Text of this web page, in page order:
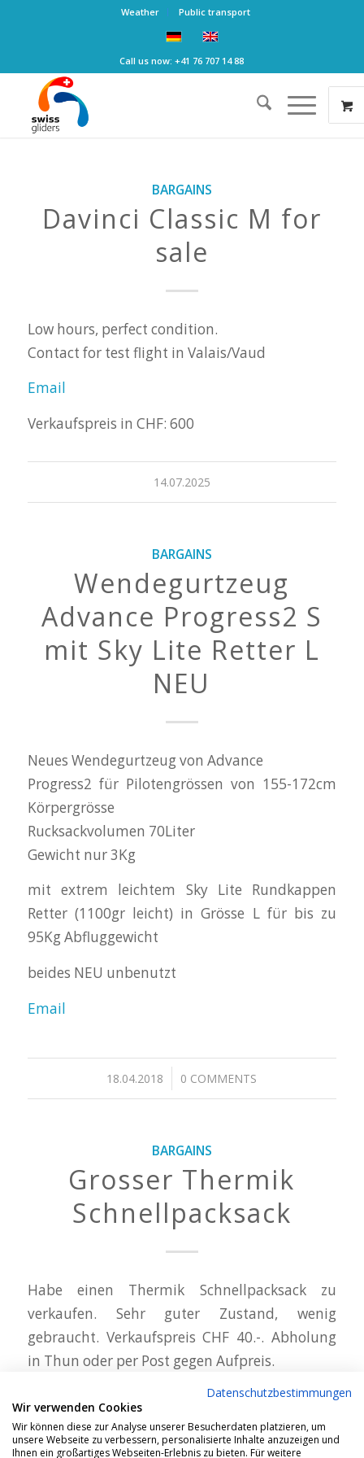
Weather Public transport
Call us now: +41 76 707 14 88
BARGAINS
Davinci Classic M for
sale
Low hours, perfect condition.
Contact for test flight in Valais/Vaud
Email
Verkaufspreis in CHF: 600
14.07.2025
BARGAINS
Wendegurtzeug
Advance Progress2 S
mit Sky Lite Retter L
NEU
Neues Wendegurtzeug von Advance
Progress2 für Pilotengrössen von 155-172cm
Körpergrösse
Rucksackvolumen 70Liter
Gewicht nur 3Kg
mit extrem leichtem Sky Lite Rundkappen
Retter (1100gr leicht) in Grösse L für bis zu
95Kg Abfluggewicht
beides NEU unbenutzt
Email
18.04.2018
/ 0 COMMENTS
BARGAINS
Grosser Thermik
Schnellpacksack
Habe einen Thermik Schnellpacksack zu
verkaufen. Sehr guter Zustand, wenig
gebraucht. Verkaufspreis CHF 40.-. Abholung
in Thun oder per Post gegen Aufpreis.
Email
Datenschutzbestimmungen
Wir verwenden Cookies
Wir können diese zur Analyse unserer Besucherdaten platzieren, um
unsere Webseite zu verbessern, personalisierte Inhalte anzuzeigen und
Ihnen ein großartiges Webseiten-Erlebnis zu bieten. Für weitere